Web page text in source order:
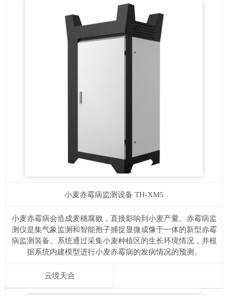
小麦赤霉病监测设备 TH-XM5
小麦赤霉病会造成麦穗腐败，直接影响到小麦产量。赤霉病监
测仪是集气象监测和智能孢子捕捉显微成像于一体的新型赤霉
病监测装备。系统通过采集小麦种植区的生长环境情况，并根
据系统内建模型进行小麦赤霉病的发病情况的预测。
云境天合